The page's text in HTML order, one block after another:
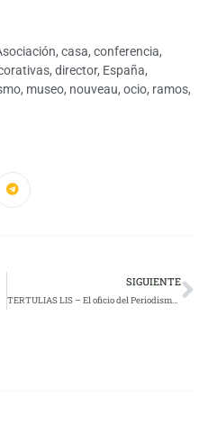
, casa, conferencia,
, director, España,
, museo, nouveau, ocio, ramos,
SIGUIENTE
TERTULIAS LIS – El oficio del Periodismo hoy